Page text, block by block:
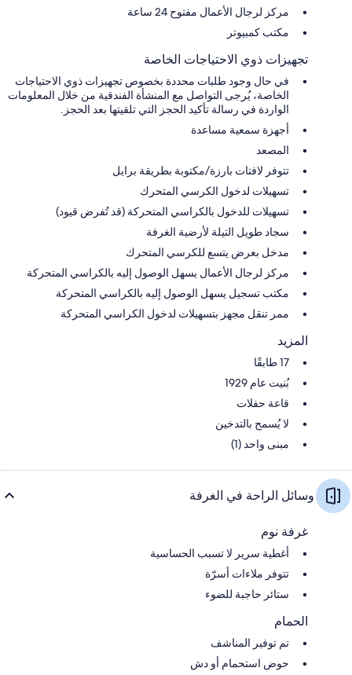
مركز لرجال الأعمال مفتوح 24 ساعة
مكتب كمبيوتر
تجهيزات ذوي الاحتياجات الخاصة
في حال وجود طلبات محددة بخصوص تجهيزات ذوي الاحتياجات
الخاصة، يُرجى التواصل مع المنشأة الفندقية من خلال المعلومات
الواردة في رسالة تأكيد الحجز التي تلقيتها بعد الحجز.
أجهزة سمعية مساعدة
المصعد
تتوفر لافتات بارزة/مكتوبة بطريقة برايل
تسهيلات لدخول الكرسي المتحرك
تسهيلات للدخول بالكراسي المتحركة (قد تُفرض قيود)
سجاد طويل التيلة لأرضية الغرفة
مدخل بعرض يتسع للكرسي المتحرك
مركز لرجال الأعمال يسهل الوصول إليه بالكراسي المتحركة
مكتب تسجيل يسهل الوصول إليه بالكراسي المتحركة
ممر تنقل مجهز بتسهيلات لدخول الكراسي المتحركة
المزيد
17 طابقًا
بُنيت عام 1929
قاعة حفلات
لا يُسمح بالتدخين
مبنى واحد (1)
وسائل الراحة في الغرفة
غرفة نوم
أغطية سرير لا تسبب الحساسية
تتوفر ملاءات أسرّة
ستائر حاجبة للضوء
الحمام
تم توفير المناشف
حوض استحمام أو دش